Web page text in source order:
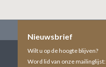
Nieuwsbrief
Wilt u op de hoogte blijven?
Word lid van onze mailinglijst: